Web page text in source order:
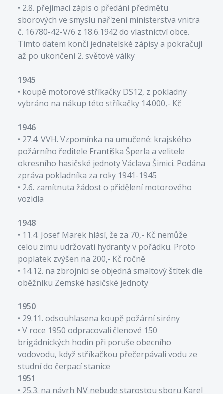
• 2.8. přejímací zápis o předání předmětu
sborových ve smyslu nařízení ministerstva vnitra
č. 16780-42-V/6 z 18.6.1942 do vlastnictví obce.
Tímto datem končí jednatelské zápisy a pokračují
až po ukončení 2. světové války
1945
• koupě motorové stříkačky DS12, z pokladny
vybráno na nákup této stříkačky 14.000,- Kč
1946
• 27.4. VVH. Vzpomínka na umučené: krajského
požárního ředitele Františka Šperla a velitele
okresního hasičské jednoty Václava Šimici. Podána
zpráva pokladníka za roky 1941-1945
• 2.6. zamítnuta žádost o přidělení motorového
vozidla
1948
• 11.4. Josef Marek hlásí, že za 70,- Kč nemůže
celou zimu udržovati hydranty v pořádku. Proto
poplatek zvýšen na 200,- Kč ročně
• 14.12. na zbrojnici se objedná smaltový štítek dle
oběžníku Zemské hasičské jednoty
1950
• 29.11. odsouhlasena koupě požární sirény
• V roce 1950 odpracovali členové 150
brigádnických hodin při poruše obecního
vodovodu, když stříkačkou přečerpávali vodu ze
1951
• 25.3. na návrh NV nebude starostou sboru Karel